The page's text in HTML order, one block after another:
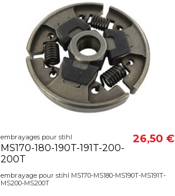
embrayages pour stihl
MS170-180-190T-191T-200-
200T
26,50 €
embrayage pour stihl MS170-MS180-MS190T-MS191T-
MS200-MS200T